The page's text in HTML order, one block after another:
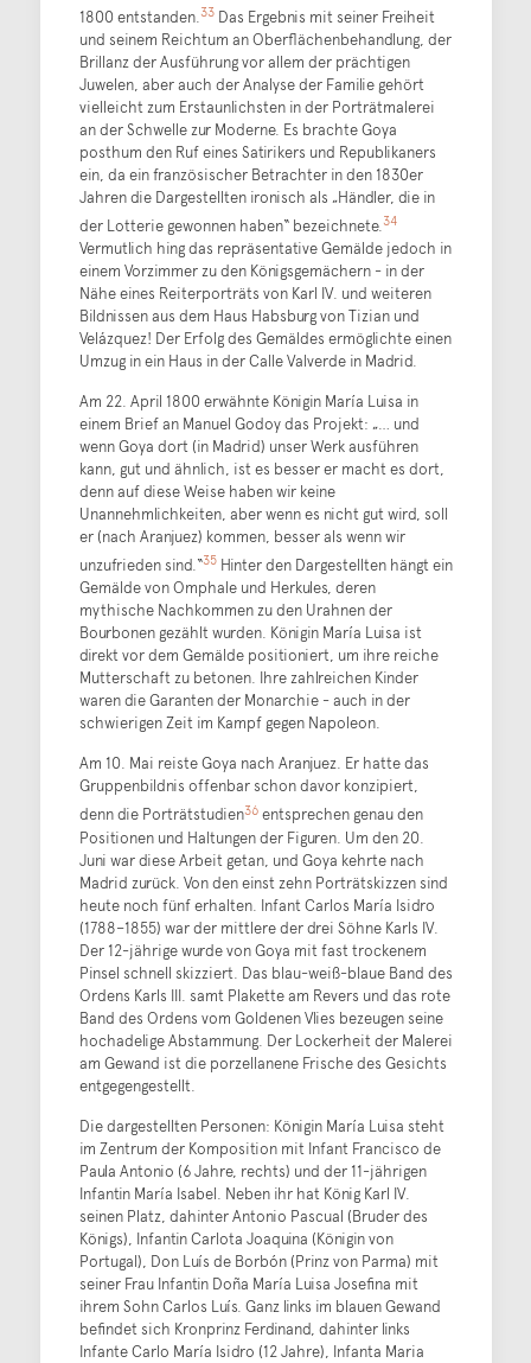
1800 entstanden.33Das Ergebnis mit seiner Freiheit
und seinem Reichtum an Oberflächenbehandlung, der
Brillanz der Ausführung vor allem der prächtigen
Juwelen, aber auch der Analyse der Familie gehört
vielleicht zum Erstaunlichsten in der Porträtmalerei
an der Schwelle zur Moderne. Es brachte Goya
posthum den Ruf eines Satirikers und Republikaners
ein, da ein französischer Betrachter in den 1830er
Jahren die Dargestellten ironisch als „Händler, die in
der Lotterie gewonnen haben“ bezeichnete.34
Vermutlich hing das repräsentative Gemälde jedoch in
einem Vorzimmer zu den Königsgemächern - in der
Nähe eines Reiterporträts von Karl IV. und weiteren
Bildnissen aus dem Haus Habsburg von Tizian und
Velázquez! Der Erfolg des Gemäldes ermöglichte einen
Umzug in ein Haus in der Calle Valverde in Madrid.
Am 22. April 1800 erwähnte Königin María Luisa in
einem Brief an Manuel Godoy das Projekt: „… und
wenn Goya dort (in Madrid) unser Werk ausführen
kann, gut und ähnlich, ist es besser er macht es dort,
denn auf diese Weise haben wir keine
Unannehmlichkeiten, aber wenn es nicht gut wird, soll
er (nach Aranjuez) kommen, besser als wenn wir
unzufrieden sind.“35Hinter den Dargestellten hängt ein
Gemälde von Omphale und Herkules, deren
mythische Nachkommen zu den Urahnen der
Bourbonen gezählt wurden. Königin María Luisa ist
direkt vor dem Gemälde positioniert, um ihre reiche
Mutterschaft zu betonen. Ihre zahlreichen Kinder
waren die Garanten der Monarchie - auch in der
schwierigen Zeit im Kampf gegen Napoleon.
Am 10. Mai reiste Goya nach Aranjuez. Er hatte das
Gruppenbildnis offenbar schon davor konzipiert,
denn die Porträtstudien36entsprechen genau den
Positionen und Haltungen der Figuren. Um den 20.
Juni war diese Arbeit getan, und Goya kehrte nach
Madrid zurück. Von den einst zehn Porträtskizzen sind
heute noch fünf erhalten. Infant Carlos María Isidro
(1788–1855) war der mittlere der drei Söhne Karls IV.
Der 12-jährige wurde von Goya mit fast trockenem
Pinsel schnell skizziert. Das blau-weiß-blaue Band des
Ordens Karls III. samt Plakette am Revers und das rote
Band des Ordens vom Goldenen Vlies bezeugen seine
hochadelige Abstammung. Der Lockerheit der Malerei
am Gewand ist die porzellanene Frische des Gesichts
entgegengestellt.
Die dargestellten Personen: Königin María Luisa steht
im Zentrum der Komposition mit Infant Francisco de
Paula Antonio (6 Jahre, rechts) und der 11-jährigen
Infantin María Isabel. Neben ihr hat König Karl IV.
seinen Platz, dahinter Antonio Pascual (Bruder des
Königs), Infantin Carlota Joaquina (Königin von
Portugal), Don Luís de Borbón (Prinz von Parma) mit
seiner Frau Infantin Doña María Luisa Josefina mit
ihrem Sohn Carlos Luís. Ganz links im blauen Gewand
befindet sich Kronprinz Ferdinand, dahinter links
Infante Carlo María Isidro (12 Jahre), Infanta Maria